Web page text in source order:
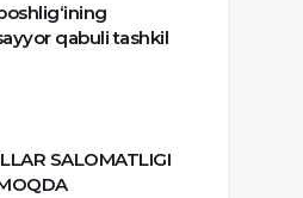
qabuli tashkil
SALOMATLIGI